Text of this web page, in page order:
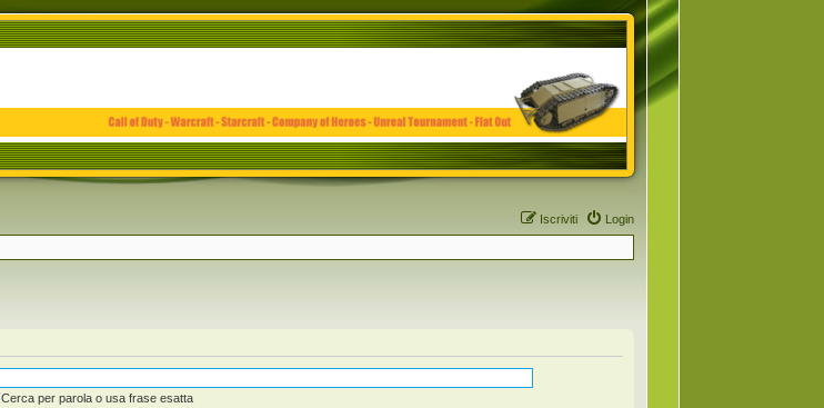
Login
Iscriviti
Cerca per parola o usa frase esatta